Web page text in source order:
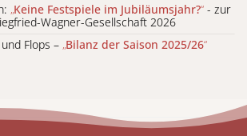
„Keine Festspiele im Jubiläumsjahr?“ - zur
Wagner-Gesellschaft 2026
Flops – „Bilanz der Saison 2025/26“